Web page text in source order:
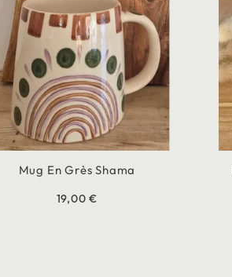
Mug En Grès Shama
19,00 €